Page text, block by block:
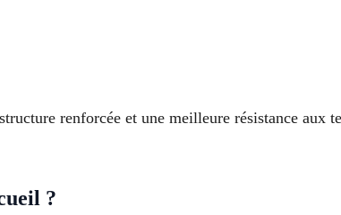
renforcée et une meilleure résistance aux
?